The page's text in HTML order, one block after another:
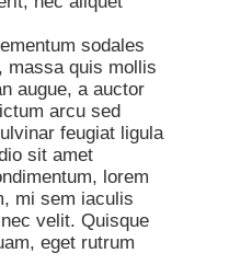
sodales
massa quis mollis
augue, a auctor
arcu sed
feugiat ligula
sit amet
lorem
mi sem iaculis
velit. Quisque
eget rutrum